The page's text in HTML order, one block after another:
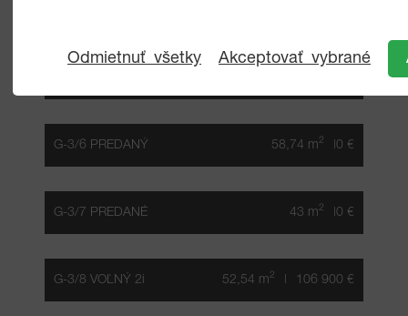
G-3/6 PREDANÝ 58,74 m2 |0 €
G-3/7 PREDANÉ 43 m2 |0 €
G-3/8 VOĽNÝ 2i 52,54 m2 106 900 €
Odmietnuť všetky Akceptovať vybrané